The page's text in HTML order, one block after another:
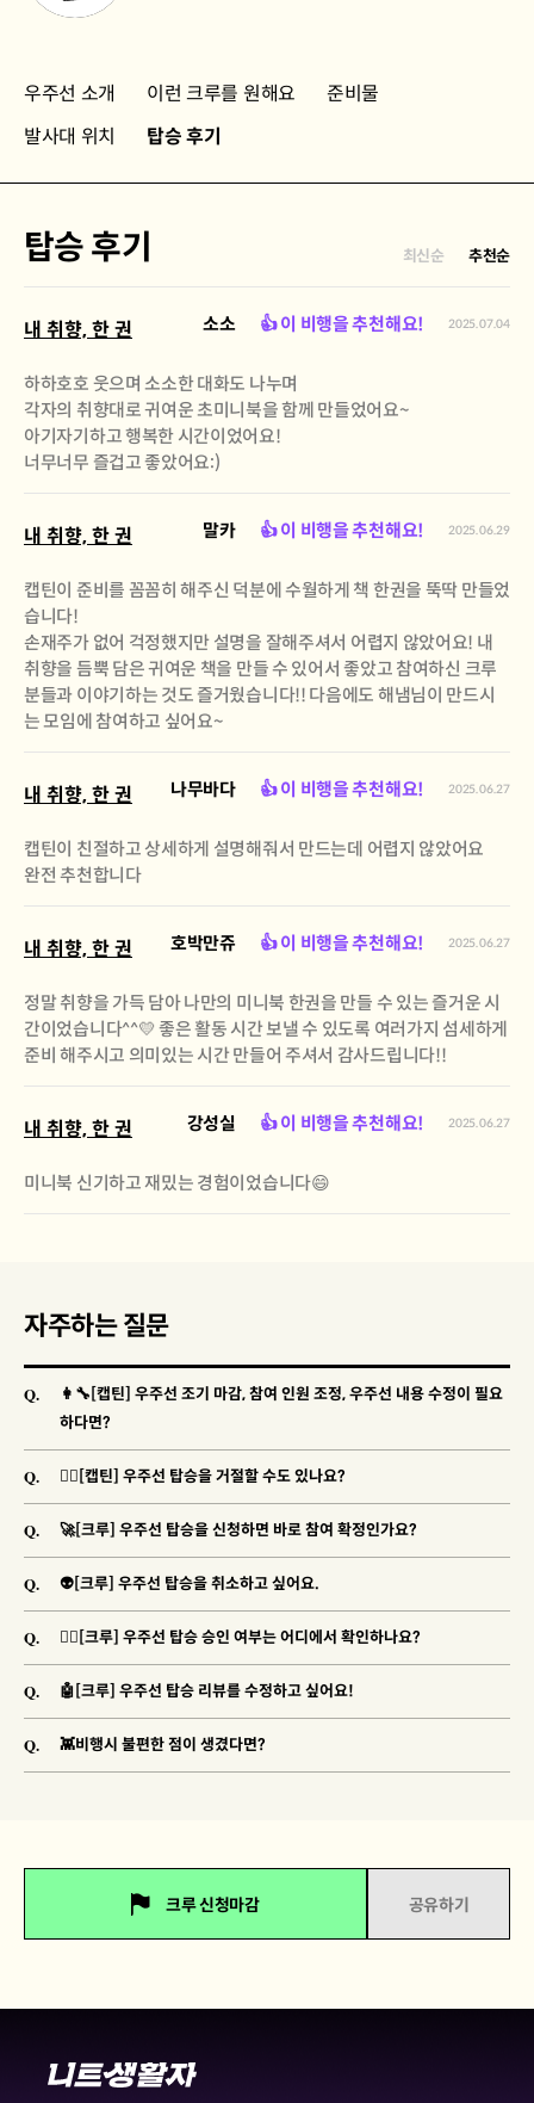
우주선 소개 이런 크루를 원해요
준비물
발사대 위치
탑승 후기
탑승 후기 최신순 추천순
내 취향, 한 권 소소 👍 이 비행을 추천해요! 2025.07.04
하하호호 웃으며 소소한 대화도 나누며
각자의 취향대로 귀여운 초미니북을 함께 만들었어요~
아기자기하고 행복한 시간이었어요!
너무너무 즐겁고 좋았어요:)
내 취향, 한 권 말카 👍 이 비행을 추천해요! 2025.06.29
캡틴이 준비를 꼼꼼히 해주신 덕분에 수월하게 책 한권을 뚝딱 만들었
습니다!
손재주가 없어 걱정했지만 설명을 잘해주셔서 어렵지 않았어요! 내
취향을 듬뿍 담은 귀여운 책을 만들 수 있어서 좋았고 참여하신 크루
분들과 이야기하는 것도 즐거웠습니다!! 다음에도 해냄님이 만드시
는 모임에 참여하고 싶어요~
내 취향, 한 권 나무바다 👍 이 비행을 추천해요! 2025.06.27
캡틴이 친절하고 상세하게 설명해줘서 만드는데 어렵지 않았어요
완전 추천합니다
내 취향, 한 권 호박만쥬 👍 이 비행을 추천해요! 2025.06.27
정말 취향을 가득 담아 나만의 미니북 한권을 만들 수 있는 즐거운 시
간이었습니다^^💛 좋은 활동 시간 보낼 수 있도록 여러가지 섬세하게
준비 해주시고 의미있는 시간 만들어 주셔서 감사드립니다!!
내 취향, 한 권 강성실 👍 이 비행을 추천해요! 2025.06.27
미니북 신기하고 재밌는 경험이었습니다😄
자주하는 질문
Q.
👩‍🔧[캡틴] 우주선 조기 마감, 참여 인원 조정, 우주선 내용 수정이 필요
하다면?
Q. 🐱‍👓[캡틴] 우주선 탑승을 거절할 수도 있나요?
Q. 🚀[크루] 우주선 탑승을 신청하면 바로 참여 확정인가요?
Q. 👽[크루] 우주선 탑승을 취소하고 싶어요.
Q. 🐱‍🚀[크루] 우주선 탑승 승인 여부는 어디에서 확인하나요?
Q. 🤖[크루] 우주선 탑승 리뷰를 수정하고 싶어요!
Q. 👾비행시 불편한 점이 생겼다면?
크루 신청마감 공유하기